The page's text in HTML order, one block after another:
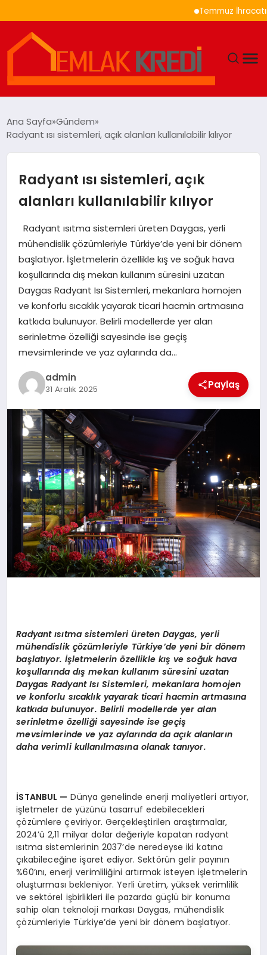
Temmuz İhracatında
EKONOMI
DÜNYA
EĞITIM
MAGAZIN
SAĞLIK
SIYASET
SPOR
TEKNOLOJI
YAŞAM
Ana Sayfa Gündem
Radyant ısı sistemleri, açık alanları kullanılabilir kılıyor
Radyant ısı sistemleri, açık
alanları kullanılabilir kılıyor
Radyant ısıtma sistemleri üreten Daygas, yerli
mühendislik çözümleriyle Türkiye’de yeni bir dönem
başlatıyor. İşletmelerin özellikle kış ve soğuk hava
koşullarında dış mekan kullanım süresini uzatan
Daygas Radyant Isı Sistemleri, mekanlara homojen
ve konforlu sıcaklık yayarak ticari hacmin artmasına
katkıda bulunuyor. Belirli modellerde yer alan
serinletme özelliği sayesinde ise geçiş
mevsimlerinde ve yaz aylarında da…
admin
31 Aralık 2025 Paylaş
Radyantısıtma sistemleri üreten Daygas, yerli
mühendislik çözümleriyle Türkiye’de yeni bir dönem
başlatıyor. İşletmelerinözellikle kış ve soğuk hava
koşullarında dış mekan kullanım süresini uzatan
Daygas Radyant Isı Sistemleri, mekanlara homojen
ve konforlu sıcaklık yayarak ticari hacmin artmasına
katkıda bulunuyor. Belirli modellerde yer alan
serinletme özelliği sayesinde ise geçiş
mevsimlerinde ve yaz aylarında da açık alanların
daha verimli kullanılmasına olanak tanıyor.
İSTANBUL — Dünya genelinde enerji maliyetleri artıyor,
işletmeler de yüzünü tasarruf edebilecekleri
çözümlere çeviriyor. Gerçekleştirilen araştırmalar,
2024’ü 2,11 milyar dolar değeriyle kapatan radyant
ısıtma sistemlerinin 2037’de neredeyse iki katına
çıkabileceğine işaret ediyor. Sektörün gelir payının
%60’ını, enerji verimliliğini artırmak isteyen işletmelerin
oluşturması bekleniyor. Yerli üretim, yüksek verimlilik
ve sektörel işbirlikleri ile pazarda güçlü bir konuma
sahip olan teknoloji markası Daygas, mühendislik
çözümleriyle Türkiye’de yeni bir dönem başlatıyor.